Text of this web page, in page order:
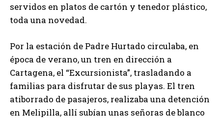
servidos en platos de cartón y tenedor plástico,
toda una novedad.
Por la estación de Padre Hurtado circulaba, en
época de verano, un tren en dirección a
Cartagena, el “Excursionista”, trasladando a
familias para disfrutar de sus playas. El tren
atiborrado de pasajeros, realizaba una detención
en Melipilla, allí subían unas señoras de blanco